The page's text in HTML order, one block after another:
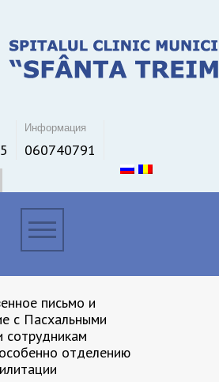
Информация
060740791
письмо и
с Пасхальными
сотрудникам
отделению